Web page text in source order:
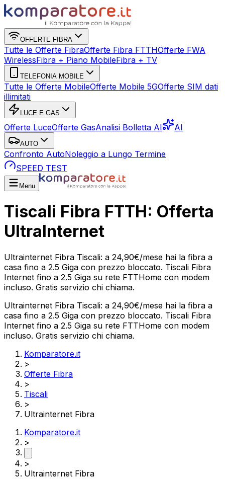
OFFERTE FIBRA
Tutte le Offerte FibraOfferte Fibra FTTHOfferte FWA
WirelessFibra + Piano MobileFibra + TV
TELEFONIA MOBILE
Tutte le Offerte MobileOfferte Mobile 5GOfferte SIM dati
illimitati
LUCE E GAS
Offerte LuceOfferte GasAnalisi Bolletta AI AI
AUTO
Confronto AutoNoleggio a Lungo Termine
SPEED TEST
Menu
Tiscali Fibra FTTH: Offerta
UltraInternet
Ultrainternet Fibra Tiscali: a 24,90€/mese hai la fibra a
casa fino a 2.5 Giga con prezzo bloccato. Tiscali Fibra
Internet fino a 2.5 Giga su rete FTTHome con modem
incluso. Gratis servizio chi chiama.
Ultrainternet Fibra Tiscali: a 24,90€/mese hai la fibra a
casa fino a 2.5 Giga con prezzo bloccato. Tiscali Fibra
Internet fino a 2.5 Giga su rete FTTHome con modem
incluso. Gratis servizio chi chiama.
Komparatore.it
>
Offerte Fibra
>
Tiscali
>
Ultrainternet Fibra
Komparatore.it
>
>
Ultrainternet Fibra